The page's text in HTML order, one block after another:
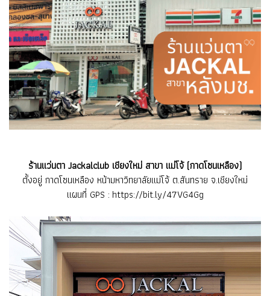
ร้านแว่นตา Jackalclub เชียงใหม่ สาขา แม่โจ้ (กาดโซนเหลือง)
ตั้งอยู่ กาดโซนเหลือง หน้ามหาวิทยาลัยแม่โจ้ ต.สันทราย จ.เชียงใหม่
แผนที่ GPS : https://bit.ly/47VG4Gg